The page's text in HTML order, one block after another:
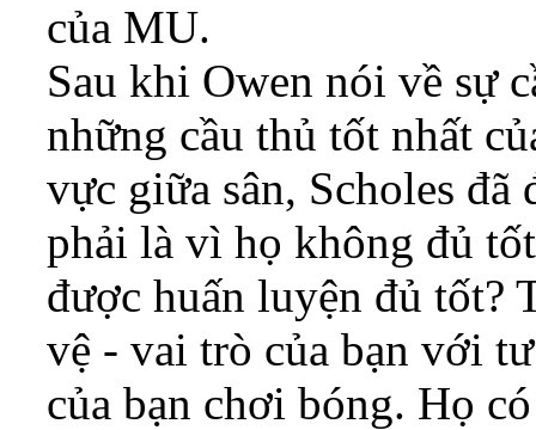
của MU.
Sau khi Owen nói về sự
những cầu thủ tốt nhất
vực giữa sân, Scholes
phải là vì họ không đủ
được huấn luyện đủ tốt?
vệ - vai trò của bạn với
của bạn chơi bóng. Họ